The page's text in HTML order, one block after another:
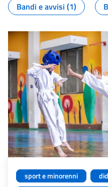
Bandi e avvisi (1)
sport e minorenni